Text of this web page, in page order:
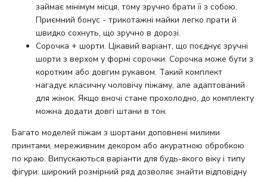
займає мінімум місця, тому зручно брати її з собою.
Приємний бонус - трикотажні майки легко прати й
швидко сохнуть, що зручно в дорозі.
Сорочка + шорти. Цікавий варіант, що поєднує зручні
шорти з верхом у формі сорочки. Сорочка може бути з
коротким або довгим рукавом. Такий комплект
нагадує класичну чоловічу піжаму, але адаптований
для жінок. Якщо вночі стане прохолодно, до комплекту
можна додати довгі штани в тон.
Багато моделей піжам з шортами доповнені милими
принтами, мереживним декором або акуратною обробкою
по краю. Випускаються варіанти для будь-якого віку і типу
фігури: широкий розмірний ряд дозволяє знайти відповідну